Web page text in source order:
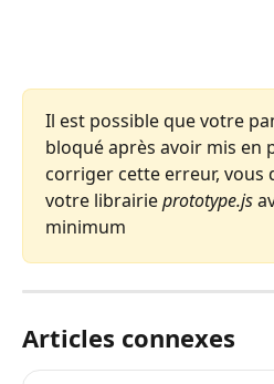
Il est possible que votre
bloqué après avoir mis en
corriger cette erreur, vous
votre librairie prototype.js
minimum
Articles connexes